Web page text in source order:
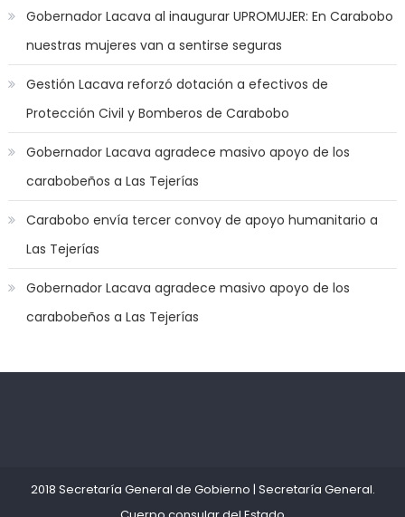
mood
play
a
jerk
off
game
with
you
joi
nana
nakamura
gets
Gobernador Lacava al inaugurar UPROMUJER: En Carabobo
nuestras mujeres van a sentirse seguras
Gestión Lacava reforzó dotación a efectivos de
Protección Civil y Bomberos de Carabobo
Gobernador Lacava agradece masivo apoyo de los
carabobeños a Las Tejerías
Carabobo envía tercer convoy de apoyo humanitario a
Las Tejerías
Gobernador Lacava agradece masivo apoyo de los
carabobeños a Las Tejerías
Escort
siteler2018 Secretaría General de Gobierno | Secretaría General.